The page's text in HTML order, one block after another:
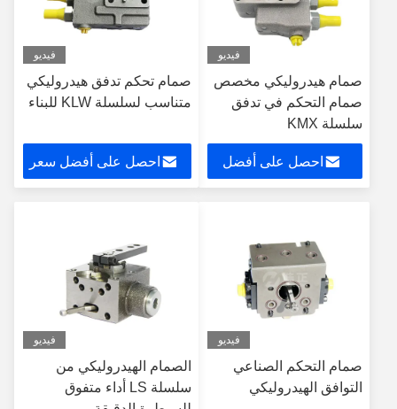
فيديو
صمام هيدروليكي مخصص
صمام التحكم في تدفق
سلسلة KMX
احصل على أفضل
فيديو
صمام تحكم تدفق هيدروليكي
متناسب لسلسلة KLW للبناء
احصل على أفضل سعر
فيديو
صمام التحكم الصناعي
التوافق الهيدروليكي
فيديو
الصمام الهيدروليكي من
سلسلة LS أداء متفوق